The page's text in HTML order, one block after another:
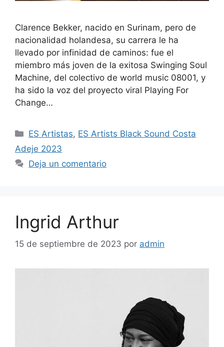
Clarence Bekker, nacido en Surinam, pero de
nacionalidad holandesa, su carrera le ha
llevado por infinidad de caminos: fue el
miembro más joven de la exitosa Swinging Soul
Machine, del colectivo de world music 08001, y
ha sido la voz del proyecto viral Playing For
Change…
ES Artistas, ES Artists Black Sound Costa
Adeje 2023
Deja un comentario
Ingrid Arthur
15 de septiembre de 2023 por admin